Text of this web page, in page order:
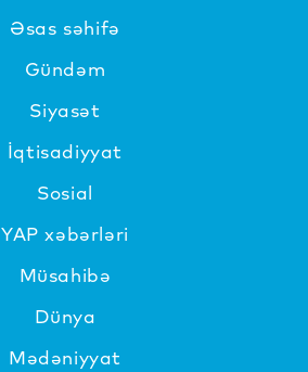
Əsas səhifə
Gündəm
Siyasət
İqtisadiyyat
Sosial
YAP xəbərləri
Müsahibə
Dünya
Mədəniyyat